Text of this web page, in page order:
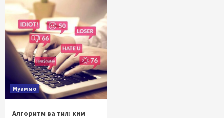
Муаммо
Алгоритм ва тил: ким